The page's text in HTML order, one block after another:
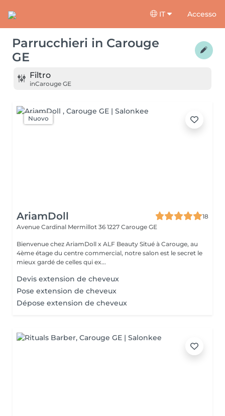
IT Accesso
Parrucchieri in Carouge
GE
Filtro
inCarouge GE
Nuovo
AriamDoll
18
Avenue Cardinal Mermillot 36 1227 Carouge GE
Bienvenue chez AriamDoll x ALF Beauty Situé à Carouge, au
4ème étage du centre commercial, notre salon est le secret le
mieux gardé de celles qui ex...
Devis extension de cheveux
Pose extension de cheveux
Dépose extension de cheveux